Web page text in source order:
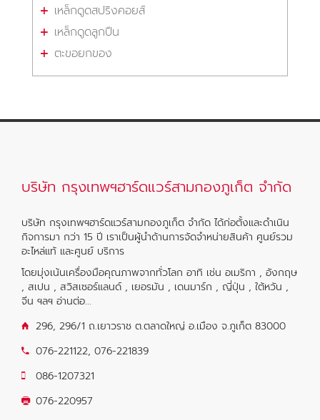
เหล็กดูดสปริงคอยส์
เหล็กดูดลูกปืน
ตะขอยกของ
บริษัท กรุงเทพฯฮาร์ดแวร์สามกองภูเก็ต จำกัด
บริษัท กรุงเทพฯฮาร์ดแวร์สามกองภูเก็ต จำกัด ได้ก่อตั้งและดำเนิน
กิจการมา กว่า 15 ปี เราเป็นผู้นำด้านการจัดจำหน่ายสินค้า ศูนย์รวม
อะไหล่แท้ และศูนย์ บริการ
โดยมุ่งเน้นเครื่องมือคุณภาพจากทั่วโลก อาทิ เช่น อเมริกา , อังกฤษ
, สเปน , สวิสเซอร์แลนด์ , เยอรมัน , เดนมาร์ก , ญี่ปุ่น , ใต้หวัน ,
จีน ฯลฯ อ่านต่อ...
296, 296/1 ถ.เยาวราช ต.ตลาดใหญ่ อ.เมือง จ.ภูเก็ต 83000
076-221122, 076-221839
086-1207321
076-220957